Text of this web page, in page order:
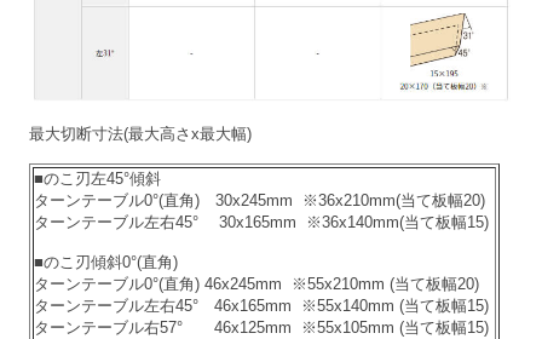
最大切断寸法(最大高さx最大幅)
■のこ刃左45°傾斜
ターンテーブル0°(直角) 30x245mm ※36x210mm(当て板幅20)
ターンテーブル左右45° 30x165mm ※36x140mm(当て板幅15)
■のこ刃傾斜0°(直角)
ターンテーブル0°(直角) 46x245mm ※55x210mm (当て板幅20)
ターンテーブル左右45° 46x165mm ※55x140mm (当て板幅15)
ターンテーブル右57° 46x125mm ※55x105mm (当て板幅15)